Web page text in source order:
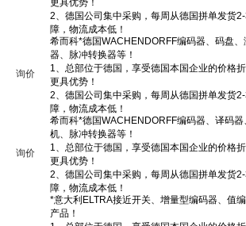
询价
询价